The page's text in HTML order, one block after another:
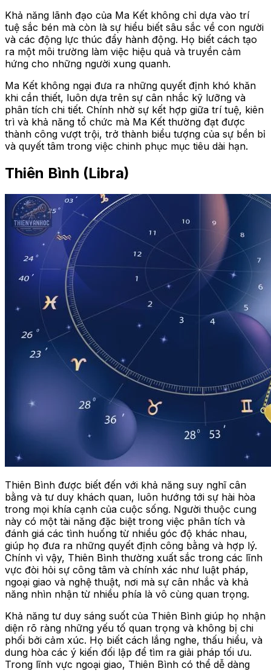
Khả năng lãnh đạo của Ma Kết không chỉ dựa vào trí
tuệ sắc bén mà còn là sự hiểu biết sâu sắc về con người
và các động lực thúc đẩy hành động. Họ biết cách tạo
ra một môi trường làm việc hiệu quả và truyền cảm
hứng cho những người xung quanh.
Ma Kết không ngại đưa ra những quyết định khó khăn
khi cần thiết, luôn dựa trên sự cân nhắc kỹ lưỡng và
phân tích chi tiết. Chính nhờ sự kết hợp giữa trí tuệ, kiên
trì và khả năng tổ chức mà Ma Kết thường đạt được
thành công vượt trội, trở thành biểu tượng của sự bền bỉ
và quyết tâm trong việc chinh phục mục tiêu dài hạn.
Thiên Bình (Libra)
Thiên Bình được biết đến với khả năng suy nghĩ cân
bằng và tư duy khách quan, luôn hướng tới sự hài hòa
trong mọi khía cạnh của cuộc sống. Người thuộc cung
này có một tài năng đặc biệt trong việc phân tích và
đánh giá các tình huống từ nhiều góc độ khác nhau,
giúp họ đưa ra những quyết định công bằng và hợp lý.
Chính vì vậy, Thiên Bình thường xuất sắc trong các lĩnh
vực đòi hỏi sự công tâm và chính xác như luật pháp,
ngoại giao và nghệ thuật, nơi mà sự cân nhắc và khả
năng nhìn nhận từ nhiều phía là vô cùng quan trọng.
Khả năng tư duy sáng suốt của Thiên Bình giúp họ nhận
diện rõ ràng những yếu tố quan trọng và không bị chi
phối bởi cảm xúc. Họ biết cách lắng nghe, thấu hiểu, và
dung hòa các ý kiến đối lập để tìm ra giải pháp tối ưu.
Trong lĩnh vực ngoại giao, Thiên Bình có thể dễ dàng